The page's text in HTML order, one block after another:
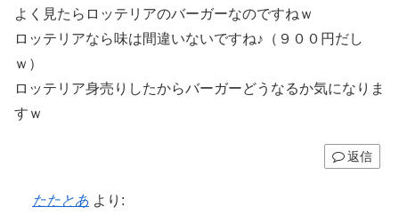
よく見たらロッテリアのバーガーなのですねｗ
ロッテリアなら味は間違いないですね♪（９００円だし
ｗ）
ロッテリア身売りしたからバーガーどうなるか気になりま
すｗ
返信
たたとあ より: